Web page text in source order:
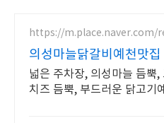
https://m.place.naver.com/
82
의성마늘닭갈비예천맛집
른 네이버 예약
넓은 주차장, 의성마늘 듬뿍,
치즈 듬뿍, 부드러운 닭고기